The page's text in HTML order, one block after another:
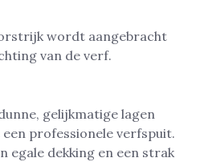
wordt aangebracht
van de verf.
gelijkmatige lagen
professionele verfspuit.
egale dekking en een strak